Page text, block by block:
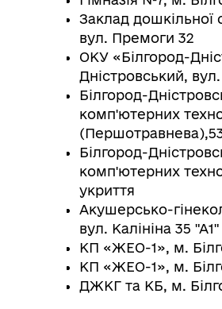
Заклад дошкільної
вул. Премоги 32
ОКУ «Білгород-
Дністровський,
Білгород-
комп'ютерних
(Першотравнева),53
Білгород-
комп'ютерних
укриття
Акушерсько-
вул. Калініна 35 "А1"
КП «ЖЕО-1», м.
КП «ЖЕО-1», м.
ДЖКГ та КБ, м.